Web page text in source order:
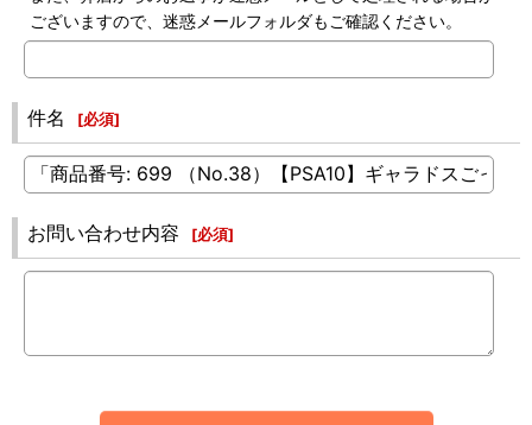
ございますので、迷惑メールフォルダもご確認ください。
件名 [必須]
お問い合わせ内容 [必須]